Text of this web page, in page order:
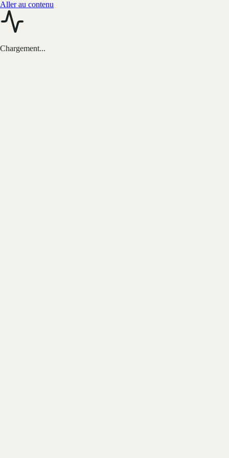
Aller au contenu
Chargement...